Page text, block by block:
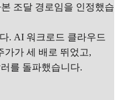
조달 경로임을 인정했습
. AI 워크로드 클라우드
가가 세 배로 뛰었고,
를 돌파했습니다.